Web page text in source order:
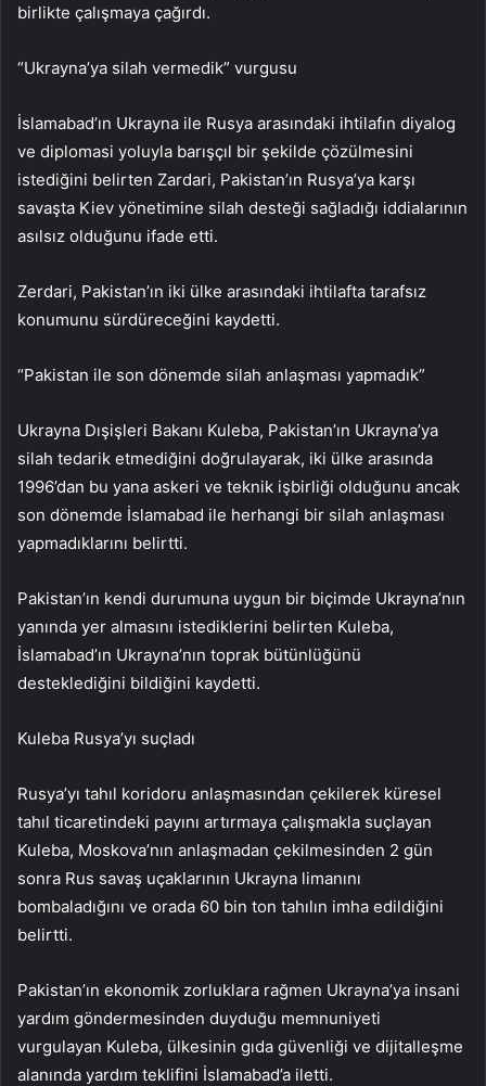
birlikte çalışmaya çağırdı.
“Ukrayna’ya silah vermedik” vurgusu
İslamabad’ın Ukrayna ile Rusya arasındaki ihtilafın diyalog
ve diplomasi yoluyla barışçıl bir şekilde çözülmesini
istediğini belirten Zardari, Pakistan’ın Rusya’ya karşı
savaşta Kiev yönetimine silah desteği sağladığı iddialarının
asılsız olduğunu ifade etti.
Zerdari, Pakistan’ın iki ülke arasındaki ihtilafta tarafsız
konumunu sürdüreceğini kaydetti.
“Pakistan ile son dönemde silah anlaşması yapmadık”
Ukrayna Dışişleri Bakanı Kuleba, Pakistan’ın Ukrayna’ya
silah tedarik etmediğini doğrulayarak, iki ülke arasında
1996’dan bu yana askeri ve teknik işbirliği olduğunu ancak
son dönemde İslamabad ile herhangi bir silah anlaşması
yapmadıklarını belirtti.
Pakistan’ın kendi durumuna uygun bir biçimde Ukrayna’nın
yanında yer almasını istediklerini belirten Kuleba,
İslamabad’ın Ukrayna’nın toprak bütünlüğünü
desteklediğini bildiğini kaydetti.
Kuleba Rusya’yı suçladı
Rusya’yı tahıl koridoru anlaşmasından çekilerek küresel
tahıl ticaretindeki payını artırmaya çalışmakla suçlayan
Kuleba, Moskova’nın anlaşmadan çekilmesinden 2 gün
sonra Rus savaş uçaklarının Ukrayna limanını
bombaladığını ve orada 60 bin ton tahılın imha edildiğini
belirtti.
Pakistan’ın ekonomik zorluklara rağmen Ukrayna’ya insani
yardım göndermesinden duyduğu memnuniyeti
vurgulayan Kuleba, ülkesinin gıda güvenliği ve dijitalleşme
alanında yardım teklifini İslamabad’a iletti.